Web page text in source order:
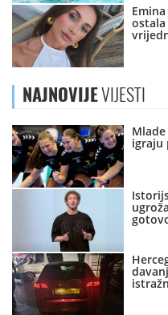
NAJNOVIJEVIJESTI
igraju